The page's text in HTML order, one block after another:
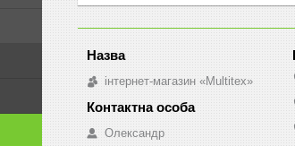
інтернет-магазин «Multitex»
Олександр